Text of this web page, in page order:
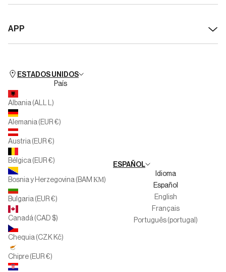
Desistimiento / cancelar pedido
Horario de Tiendas
Cita Previa
Transparencia y Sostenibilidad
Club People
Silbon Second Life
Multimarca
Familias Numerosas
Canal del informante
APP
Disponible para Android
ESTADOS UNIDOS
País
Albania (ALL L)
Alemania (EUR €)
Austria (EUR €)
Bélgica (EUR €)
Bosnia y Herzegovina (BAM КМ)
Bulgaria (EUR €)
Canadá (CAD $)
Chequia (CZK Kč)
Chipre (EUR €)
ESPAÑOL
Idioma
Español
English
Français
Português (portugal)